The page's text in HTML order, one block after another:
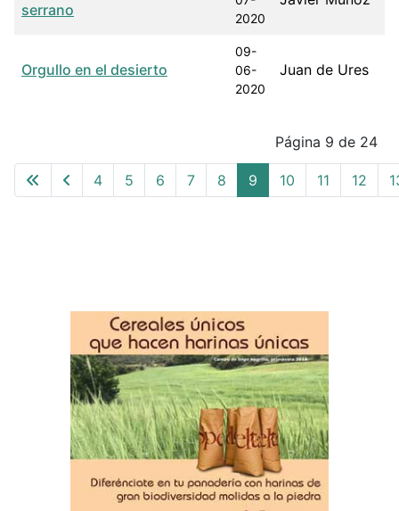
serrano
2020
Orgullo en el desierto
09-
06-
2020
Juan de Ures
Página 9 de 24
4 5 6 7 8 9 10 11 12